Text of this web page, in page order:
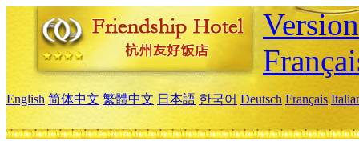
English 简体中文 繁體中文 日本語 한국어 Deutsch Français